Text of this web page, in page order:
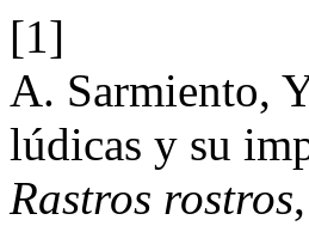
[1]
A. Sarmiento,
lúdicas y su
Rastros rostros